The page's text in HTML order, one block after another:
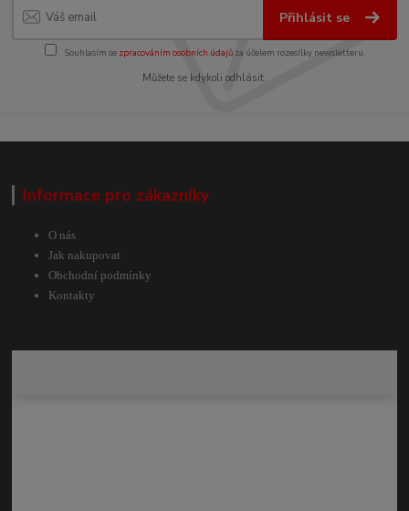
Přihlásit se
Souhlasím se zpracováním osobních údajůza účelem rozesílky newsletteru.
Můžete se kdykoli odhlásit.
Informace pro zákazníky
O nás
Jak nakupovat
Obchodní podmínky
Kontakty